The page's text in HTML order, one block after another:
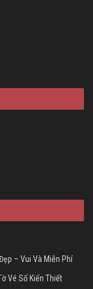
– Vui Và Miễn Phí
Vé Số Kiến Thiết